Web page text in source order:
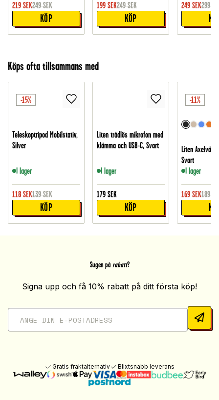
219 SEK249 SEK
KÖP
199 SEK249 SEK
KÖP
249 SEK299
Köps ofta tillsammans med
-15%
Teleskoptripod Mobilstativ,
Silver
I lager
118 SEK139 SEK
KÖP
Liten trådlös mikrofon med
klämma och USB-C, Svart
I lager
179 SEK
KÖP
-11%
Liten
Svart
I lager
169 SEK189
Sugen på rabatt?
Signa upp och få 10% rabatt på ditt första köp!
Gratis fraktalternativ Blixtsnabb leverans